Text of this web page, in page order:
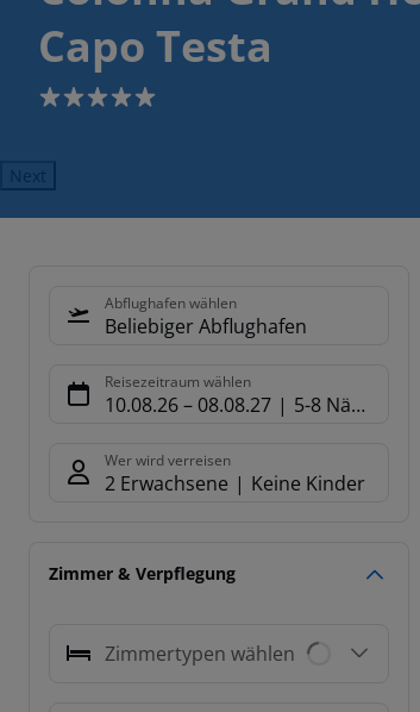
Capo Testa
5
Next
Abflughafen wählen
Beliebiger Abflughafen
Reisezeitraum wählen
10.08.26– 08.08.27 5-8 Nächte
Wer wird verreisen
2 Erwachsene Keine Kinder
Zimmer & Verpflegung
Zimmertypen wählen